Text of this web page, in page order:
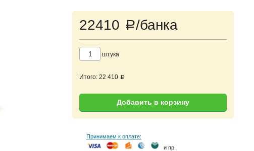
22410 a/банка
штука
Итого: 22 410 a
Добавить в корзину
Принимаем к оплате:
и пр.